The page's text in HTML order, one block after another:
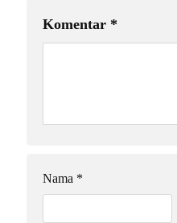
Komentar *
Nama *